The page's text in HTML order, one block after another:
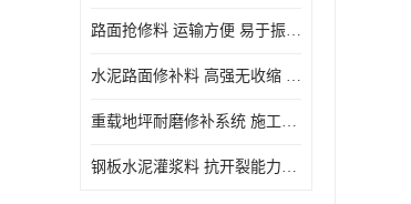
路面抢修料 运输方便 易于振捣密实
水泥路面修补料 高强无收缩 施工和易性好 强度高 韧性好
重载地坪耐磨修补系统 施工期短 易于振捣密实
钢板水泥灌浆料 抗开裂能力强 施工和易性好